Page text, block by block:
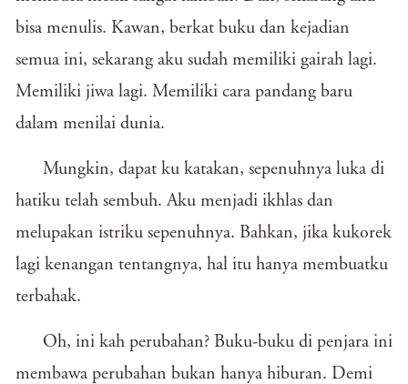
bisa menulis. Kawan, berkat buku dan kejadian
semua ini, sekarang aku sudah memiliki gairah lagi.
Memiliki jiwa lagi. Memiliki cara pandang baru
dalam menilai dunia.
Mungkin, dapat ku katakan, sepenuhnya luka di
hatiku telah sembuh. Aku menjadi ikhlas dan
melupakan istriku sepenuhnya. Bahkan, jika kukorek
lagi kenangan tentangnya, hal itu hanya membuatku
terbahak.
Oh, ini kah perubahan? Buku-buku di penjara ini
membawa perubahan bukan hanya hiburan. Demi